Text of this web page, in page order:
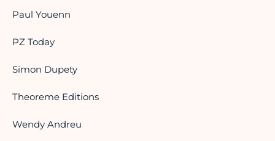
Paul Youenn
PZ Today
Simon Dupety
Theoreme Editions
Wendy Andreu